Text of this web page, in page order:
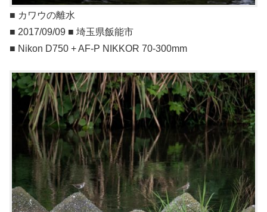
■ カワウの離水
■ 2017/09/09 ■ 埼玉県飯能市
■ Nikon D750 + AF-P NIKKOR 70-300mm